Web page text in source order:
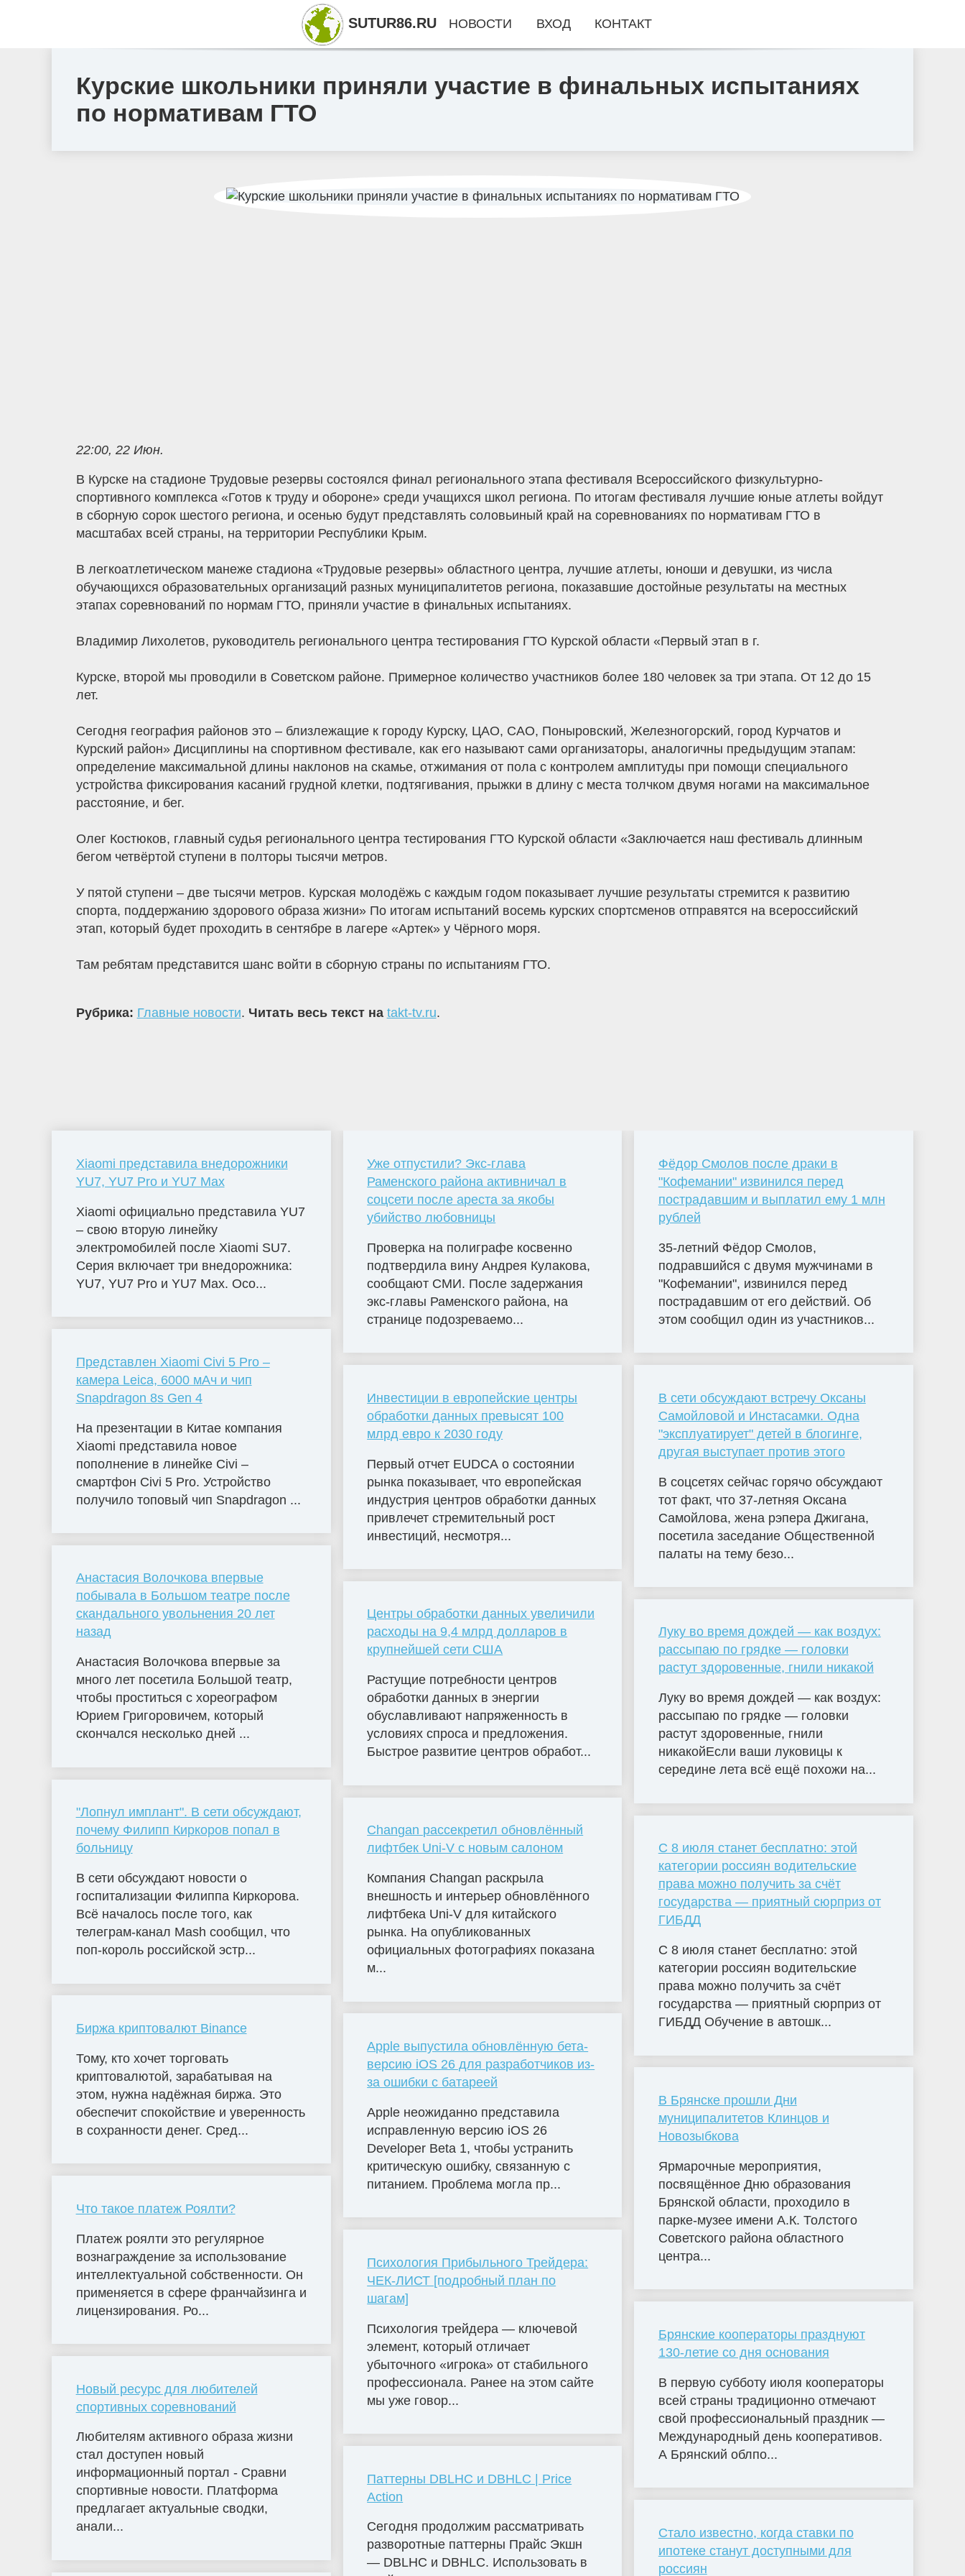
Курские школьники приняли участие в финальных испытаниях
по нормативам ГТО
22:00, 22 Июн.
В Курске на стадионе Трудовые резервы состоялся финал регионального этапа фестиваля Всероссийского физкультурно-
спортивного комплекса «Готов к труду и обороне» среди учащихся школ региона. По итогам фестиваля лучшие юные атлеты войдут
в сборную сорок шестого региона, и осенью будут представлять соловьиный край на соревнованиях по нормативам ГТО в
масштабах всей страны, на территории Республики Крым.
В легкоатлетическом манеже стадиона «Трудовые резервы» областного центра, лучшие атлеты, юноши и девушки, из числа
обучающихся образовательных организаций разных муниципалитетов региона, показавшие достойные результаты на местных
этапах соревнований по нормам ГТО, приняли участие в финальных испытаниях.
Владимир Лихолетов, руководитель регионального центра тестирования ГТО Курской области «Первый этап в г.
Курске, второй мы проводили в Советском районе. Примерное количество участников более 180 человек за три этапа. От 12 до 15
лет.
Сегодня география районов это – близлежащие к городу Курску, ЦАО, САО, Поныровский, Железногорский, город Курчатов и
Курский район» Дисциплины на спортивном фестивале, как его называют сами организаторы, аналогичны предыдущим этапам:
определение максимальной длины наклонов на скамье, отжимания от пола с контролем амплитуды при помощи специального
устройства фиксирования касаний грудной клетки, подтягивания, прыжки в длину с места толчком двумя ногами на максимальное
расстояние, и бег.
Олег Костюков, главный судья регионального центра тестирования ГТО Курской области «Заключается наш фестиваль длинным
бегом четвёртой ступени в полторы тысячи метров.
У пятой ступени – две тысячи метров. Курская молодёжь с каждым годом показывает лучшие результаты стремится к развитию
спорта, поддержанию здорового образа жизни» По итогам испытаний восемь курских спортсменов отправятся на всероссийский
этап, который будет проходить в сентябре в лагере «Артек» у Чёрного моря.
Там ребятам представится шанс войти в сборную страны по испытаниям ГТО.
Рубрика: Главные новости. Читать весь текст на takt-tv.ru.
Xiaomi представила внедорожники
YU7, YU7 Pro и YU7 Max
Xiaomi официально представила YU7
– свою вторую линейку
электромобилей после Xiaomi SU7.
Серия включает три внедорожника:
YU7, YU7 Pro и YU7 Max. Осо...
Представлен Xiaomi Civi 5 Pro –
камера Leica, 6000 мАч и чип
Snapdragon 8s Gen 4
На презентации в Китае компания
Xiaomi представила новое
пополнение в линейке Civi –
смартфон Civi 5 Pro. Устройство
получило топовый чип Snapdragon ...
Анастасия Волочкова впервые
побывала в Большом театре после
скандального увольнения 20 лет
назад
Анастасия Волочкова впервые за
много лет посетила Большой театр,
чтобы проститься с хореографом
Юрием Григоровичем, который
скончался несколько дней ...
"Лопнул имплант". В сети обсуждают,
почему Филипп Киркоров попал в
больницу
В сети обсуждают новости о
госпитализации Филиппа Киркорова.
Всё началось после того, как
телеграм-канал Mash сообщил, что
поп-король российской эстр...
Биржа криптовалют Binance
Тому, кто хочет торговать
криптовалютой, зарабатывая на
этом, нужна надёжная биржа. Это
обеспечит спокойствие и уверенность
в сохранности денег. Сред...
Что такое платеж Роялти?
Платеж роялти это регулярное
вознаграждение за использование
интеллектуальной собственности. Он
применяется в сфере франчайзинга и
лицензирования. Ро...
Новый ресурс для любителей
спортивных соревнований
Любителям активного образа жизни
стал доступен новый
информационный портал - Сравни
спортивные новости. Платформа
предлагает актуальные сводки,
анали...
Уже отпустили? Экс-глава
Раменского района активничал в
соцсети после ареста за якобы
убийство любовницы
Проверка на полиграфе косвенно
подтвердила вину Андрея Кулакова,
сообщают СМИ. После задержания
экс-главы Раменского района, на
странице подозреваемо...
Инвестиции в европейские центры
обработки данных превысят 100
млрд евро к 2030 году
Первый отчет EUDCA о состоянии
рынка показывает, что европейская
индустрия центров обработки данных
привлечет стремительный рост
инвестиций, несмотря...
Центры обработки данных увеличили
расходы на 9,4 млрд долларов в
крупнейшей сети США
Растущие потребности центров
обработки данных в энергии
обуславливают напряженность в
условиях спроса и предложения.
Быстрое развитие центров обработ...
Changan рассекретил обновлённый
лифтбек Uni-V с новым салоном
Компания Changan раскрыла
внешность и интерьер обновлённого
лифтбека Uni-V для китайского
рынка. На опубликованных
официальных фотографиях показана
м...
Apple выпустила обновлённую бета-
версию iOS 26 для разработчиков из-
за ошибки с батареей
Apple неожиданно представила
исправленную версию iOS 26
Developer Beta 1, чтобы устранить
критическую ошибку, связанную с
питанием. Проблема могла пр...
Психология Прибыльного Трейдера:
ЧЕК-ЛИСТ [подробный план по
шагам]
Психология трейдера — ключевой
элемент, который отличает
убыточного «игрока» от стабильного
профессионала. Ранее на этом сайте
мы уже говор...
Паттерны DBLHC и DBHLC | Price
Action
Сегодня продолжим рассматривать
разворотные паттерны Прайс Экшн
— DBLHC и DBHLC. Использовать в
Фёдор Смолов после драки в
"Кофемании" извинился перед
пострадавшим и выплатил ему 1 млн
рублей
35-летний Фёдор Смолов,
подравшийся с двумя мужчинами в
"Кофемании", извинился перед
пострадавшим от его действий. Об
этом сообщил один из участников...
В сети обсуждают встречу Оксаны
Самойловой и Инстасамки. Одна
"эксплуатирует" детей в блогинге,
другая выступает против этого
В соцсетях сейчас горячо обсуждают
тот факт, что 37-летняя Оксана
Самойлова, жена рэпера Джигана,
посетила заседание Общественной
палаты на тему безо...
Луку во время дождей — как воздух:
рассыпаю по грядке — головки
растут здоровенные, гнили никакой
Луку во время дождей — как воздух:
рассыпаю по грядке — головки
растут здоровенные, гнили
никакойЕсли ваши луковицы к
середине лета всё ещё похожи на...
С 8 июля станет бесплатно: этой
категории россиян водительские
права можно получить за счёт
государства — приятный сюрприз от
ГИБДД
С 8 июля станет бесплатно: этой
категории россиян водительские
права можно получить за счёт
государства — приятный сюрприз от
ГИБДД Обучение в автошк...
В Брянске прошли Дни
муниципалитетов Клинцов и
Новозыбкова
Ярмарочные мероприятия,
посвящённое Дню образования
Брянской области, проходило в
парке-музее имени А.К. Толстого
Советского района областного
центра...
Брянские кооператоры празднуют
130-летие со дня основания
В первую субботу июля кооператоры
всей страны традиционно отмечают
свой профессиональный праздник —
Международный день кооперативов.
А Брянский облпо...
Стало известно, когда ставки по
ипотеке станут доступными для
россиян
SUTUR86.RU НОВОСТИ ВХОД КОНТАКТ